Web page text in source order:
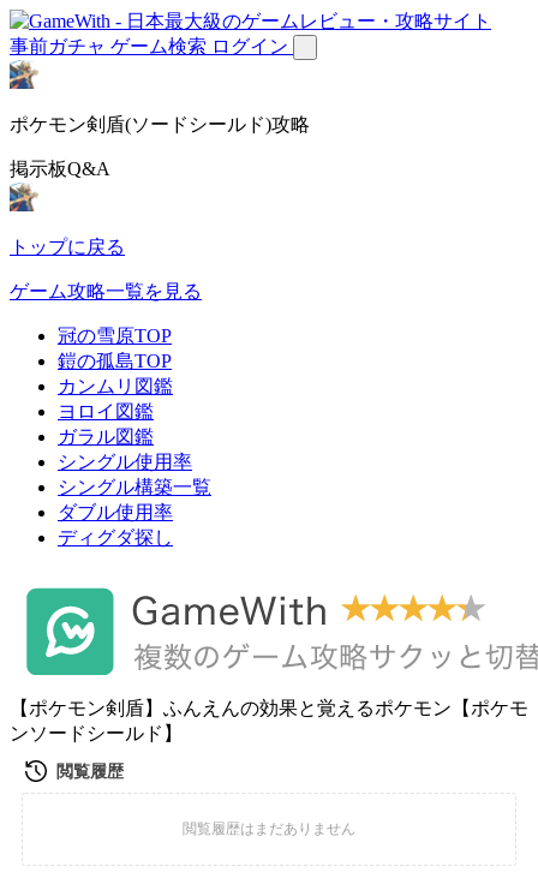
事前ガチャ ゲーム検索 ログイン
ポケモン剣盾(ソードシールド)攻略
掲示板Q&A
トップに戻る
ゲーム攻略一覧を見る
冠の雪原TOP
鎧の孤島TOP
カンムリ図鑑
ヨロイ図鑑
ガラル図鑑
シングル使用率
シングル構築一覧
ダブル使用率
ディグダ探し
【ポケモン剣盾】ふんえんの効果と覚えるポケモン【ポケモ
ンソードシールド】